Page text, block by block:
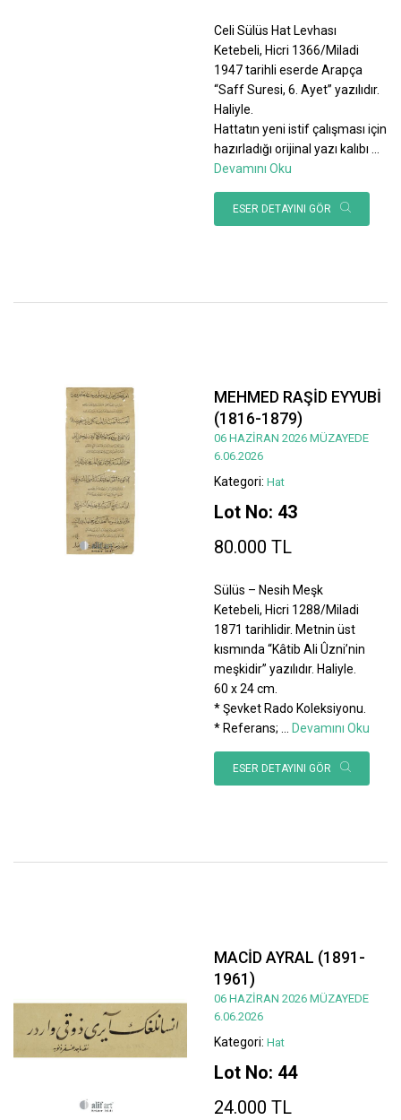
Celi Sülüs Hat Levhası
Ketebeli, Hicri 1366/Miladi
1947 tarihli eserde Arapça
“Saff Suresi, 6. Ayet” yazılıdır.
Haliyle.
Hattatın yeni istif çalışması için
hazırladığı orijinal yazı kalıbı
Devamını Oku
ESER DETAYINI GÖR
MEHMED RAŞİD EYYUBİ
(1816-1879)
06 HAZİRAN 2026 MÜZAYEDE
6.06.2026
Kategori: Hat
Lot No: 43
80.000 TL
Sülüs – Nesih Meşk
Ketebeli, Hicri 1288/Miladi
1871 tarihlidir. Metnin üst
kısmında “Kâtib Ali Ûzni’nin
meşkidir” yazılıdır. Haliyle.
60 x 24 cm.
* Şevket Rado Koleksiyonu.
* Referans;
Devamını Oku
ESER DETAYINI GÖR
MACİD AYRAL (1891-
1961)
06 HAZİRAN 2026 MÜZAYEDE
6.06.2026
Kategori: Hat
Lot No: 44
24.000 TL